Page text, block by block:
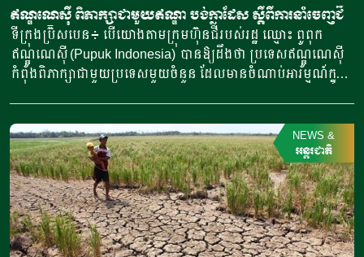
បាននូវវិបុលភាពរយៈពេលវែង និងការងារនៅថ្ងៃអនាគត”។ ប្រទេស
ទាំងពីរកំពុងអភិវឌ្ឍមូលដ្ឋានឧស្សាហកម្មរបស់ខ្លួនយ៉ាងឆាប់រហ័ស
ហើយនៅប្រទេសម៉ិកស៊ិក បច្ចុប្បន្នឧស្សាហកម្មនេះមាន
ចំនួន១៨ភាគរយនៃការបំភាយឧស្ម័នផ្ទះកញ្ចក់។ ប្រទេសប្រេស៊ីល
និងម៉ិកស៊ិក នឹងទទួលបានចំណែកទឹកប្រាក់ចំនួន២៥០លានដុល្លារ
រៀងៗខ្លួន។ ជំនួយនេះមានបំណងដើរតួជានុយ “កាតាលីករ” ដើម្បី
ស្រូបយកទឹកប្រាក់ដ៏ច្រើនសន្ធឹកសន្ធាប់ពីធនាគារ និងវិនិយោគិន
ឯកជន។ នៅប្រទេសម៉ិកស៊ិក ការវិនិយោគនេះត្រូវបានគេរំពឹងថា នឹង
ធ្វើឱ្យមានសហហិរញ្ញប្បទានចំនួន១,៦៨ពាន់លានដុល្លារ រួមទាំងទឹក
ប្រាក់១,២ពាន់លានដុល្លារ ពីវិនិយោគិនឯកជនផងដែរ។ ស្ថាប័នចូល
រួមរួមមានក្រុមធនាគារអភិវឌ្ឍន៍អន្តរ-អាមេរិក (Inter-American
Development Bank Group) និងក្រុមធនាគារពិភពលោក (World
Bank Group) […]
ឥណ្ឌូណេស៊ី ពិភាក្សាជាមួយឥណ្ឌា បង់ក្លាដែស ស្តីពីការនាំចេញជី
ទីក្រុងប្រ៊ីសបេន៖ បើយោងតាមក្រុមហ៊ុនជីរបស់រដ្ឋ ឈ្មោះ ពូពុក
ឥណ្ឌូណេស៊ី (Pupuk Indonesia) បានឱ្យដឹងថា ប្រទេសឥណ្ឌូណេស៊ី
កំពុងពិភាក្សាជាមួយប្រទេសមួយចំនួន ដែលមានចំណាប់អារម្មណ៍ក្នុង
ក្រុមហ៊ុនពូពុក ឥណ្ឌូណេស៊ី លោក រ៉ាស់ម៉ាដ ព្រីបាឌី (Rahmad
Pribadi) បានកត់សម្គាល់ថា ការពិភាក្សាផ្នែកពាណិជ្ជកម្មកំពុងបន្ត
ស្របពេលប្រទេសឥណ្ឌូណេស៊ី កំពុងផ្គត់ផ្គង់ជីទៅកាន់ប្រទេសអូស្ត្រាលី
ក្រោមកិច្ចព្រមព្រៀងសហប្រតិបត្តិការរវាងរដ្ឋាភិបាល និងរដ្ឋាភិបាល។
លោកប្រធានក្រុមហ៊ុន បានលើកឡើងបែបបនេះ ក្នុងពិធីទទួលជី
ឥណ្ឌូណេស៊ីចំនួន៤៧ ២៥០តោន នៅកំពង់ផែទីក្រុងប្រ៊ីសបេន
(Brisbane) ប្រទេសអូស្ត្រាលី កាលពីថ្ងៃទី២២ ខែមិថុនា
NEWS &
អន្តរជាតិ